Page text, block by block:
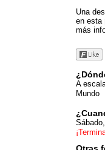
Una
en esta
más
A
Mundo
Otras